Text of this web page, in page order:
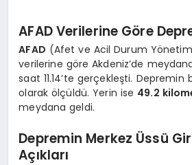
AFAD Verilerine Göre
AFAD (Afet ve Acil Durum Yönetimi
verilerine göre Akdeniz’de
saat 11.14’te gerçekleşti. Depremin
olarak ölçüldü. Yerin ise 49.2
meydana geldi.
Depremin Merkez Üssü
Açıkları